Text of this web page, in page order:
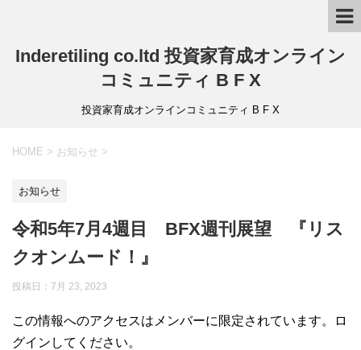
Inderetiling co.ltd 投資家育成オンライン
コミュニティ B F X
投資家育成オンラインコミュニティ B F X
HOME > お知らせ >
お知らせ
令和5年7月4週目 BFX週刊展望 『リス
クオンムード！』
投稿日：7月 23, 2023
この情報へのアクセスはメンバーに限定されています。ロ
グインしてください。